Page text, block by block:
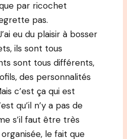
par ricochet
pas.
eu du plaisir à bosser
ils sont tous
sont tous différents,
des personnalités
c’est ça qui est
qu’il n’y a pas de
s’il faut être très
le fait que